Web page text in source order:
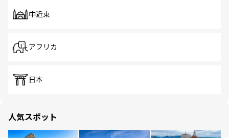
中近東
アフリカ
日本
人気スポット